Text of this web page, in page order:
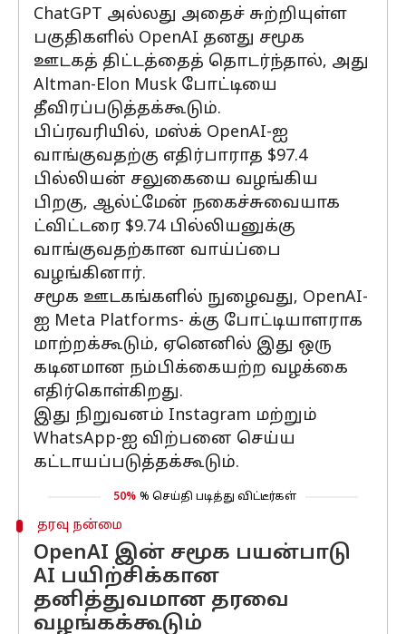
ChatGPT அல்லது அதைச் சுற்றியுள்ள
பகுதிகளில் OpenAI தனது சமூக
ஊடகத் திட்டத்தைத் தொடர்ந்தால், அது
Altman-Elon Musk போட்டியை
தீவிரப்படுத்தக்கூடும்.
பிப்ரவரியில், மஸ்க் OpenAI-ஐ
வாங்குவதற்கு எதிர்பாராத $97.4
பில்லியன் சலுகையை வழங்கிய
பிறகு, ஆல்ட்மேன் நகைச்சுவையாக
ட்விட்டரை $9.74 பில்லியனுக்கு
வாங்குவதற்கான வாய்ப்பை
வழங்கினார்.
சமூக ஊடகங்களில் நுழைவது, OpenAI-
ஐ Meta Platforms- க்கு போட்டியாளராக
மாற்றக்கூடும், ஏனெனில் இது ஒரு
கடினமான நம்பிக்கையற்ற வழக்கை
எதிர்கொள்கிறது.
இது நிறுவனம் Instagram மற்றும்
WhatsApp-ஐ விற்பனை செய்ய
கட்டாயப்படுத்தக்கூடும்.
50% % செய்தி படித்து விட்டீர்கள்
தரவு நன்மை
OpenAI இன் சமூக பயன்பாடு
AI பயிற்சிக்கான
தனித்துவமான தரவை
வழங்கக்கூடும்